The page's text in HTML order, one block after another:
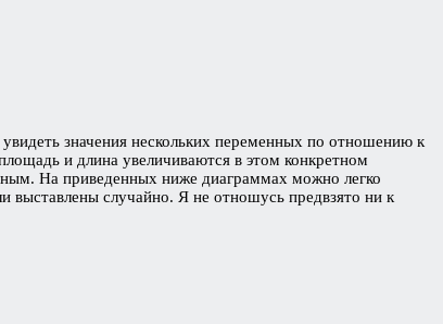
значения нескольких переменных по отношению к
и длина увеличиваются в этом конкретном
На приведенных ниже диаграммах можно легко
выставлены случайно. Я не отношусь предвзято ни к